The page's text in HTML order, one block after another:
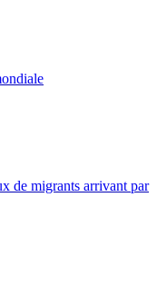
de migrants arrivant par